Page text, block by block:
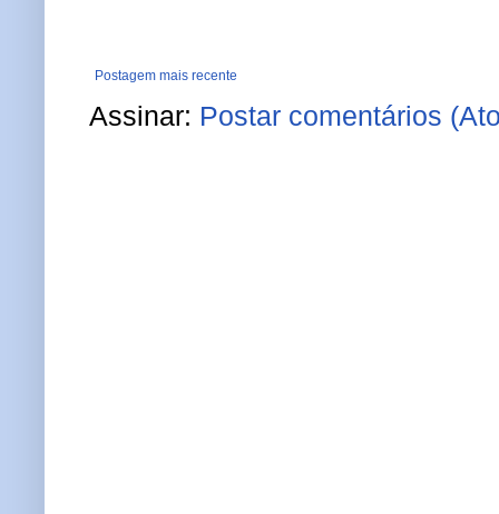
Postagem mais recente
Assinar: Postar comentários